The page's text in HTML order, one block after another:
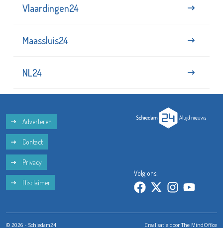
Vlaardingen24
Maassluis24
NL24
Adverteren
Contact
Privacy
Disclaimer
Volg ons:
© 2026 - Schiedam24 Crealisatie doorThe MindOffice